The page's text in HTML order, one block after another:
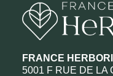
FRANCE
5001 F RUE DE LA